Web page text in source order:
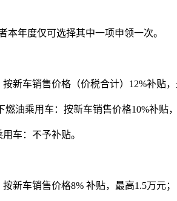
本年度仅可选择其中一项申领一次。
新车销售价格（价税合计）12%补贴
燃油乘用车：按新车销售价格10%补贴
车：不予补贴。
新车销售价格8% 补贴，最高1.5万元；